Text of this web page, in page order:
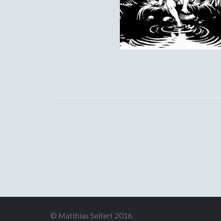
© Matthias Seifert 2016